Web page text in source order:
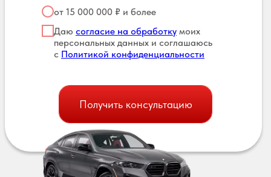
от 15 000 000 ₽ и более
Даю согласие на обработку моих
персональных данных и соглашаюсь
с Политикой конфиденциальности
Получить консультацию